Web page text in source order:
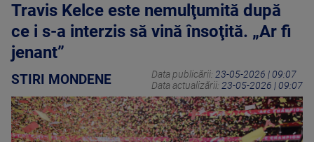
Travis Kelce este nemulţumită după
ce i s-a interzis să vină însoţită. „Ar fi
jenant”
STIRI MONDENE Data publicării: 23-05-2026 | 09:07
Data actualizării: 23-05-2026 | 09:07